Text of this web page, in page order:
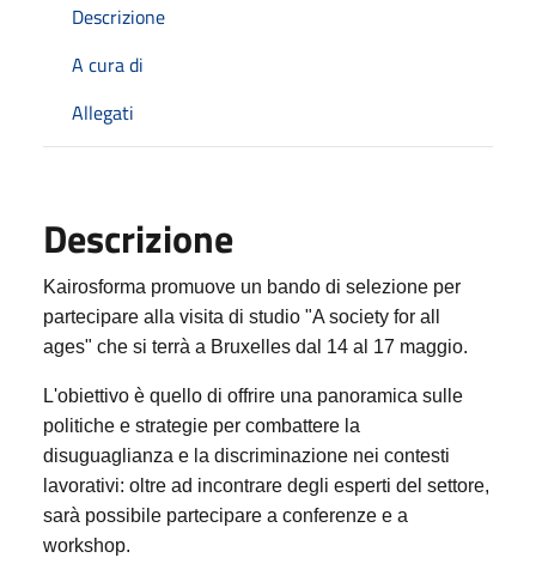
Descrizione
A cura di
Allegati
Descrizione
Kairosforma promuove un bando di selezione per
partecipare alla visita di studio "A society for all
ages" che si terrà a Bruxelles dal 14 al 17 maggio.
L'obiettivo è quello di offrire una panoramica sulle
politiche e strategie per combattere la
disuguaglianza e la discriminazione nei contesti
lavorativi: oltre ad incontrare degli esperti del settore,
sarà possibile partecipare a conferenze e a
workshop.